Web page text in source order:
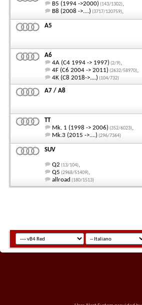
B5 (1994 ->2000) (143/1302),
B8 (2008 ->....) (3717/120759),
A5
A6
4A (C4 1994 -> 1997) (2/9),
4F (C6 2004 -> 2011) (2632/58970),
4K (C8 2018->....) (104/732)
A7 / A8
TT
Mk. 1 (1998 -> 2006) (352/6023),
Mk.3 (2015 ->....) (296/7364)
SUV
Q2 (13/104),
Q5 (2968/51409),
allroad (180/1513)